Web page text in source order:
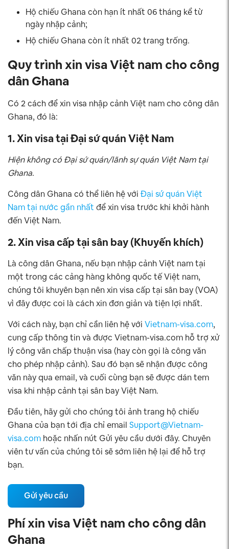
Hộ chiếu Ghana còn hạn ít nhất 06 tháng kể từ
ngày nhập cảnh;
Hộ chiếu Ghana còn ít nhất 02 trang trống.
Quy trình xin visa Việt nam cho công
dân Ghana
Có 2 cách để xin visa nhập cảnh Việt nam cho công dân
Ghana, đó là:
1. Xin visa tại Đại sứ quán Việt Nam
Hiện không có Đại sứ quán/lãnh sự quán Việt Nam tại
Ghana.
Công dân Ghana có thể liên hệ với Đại sứ quán Việt
Nam tại nước gần nhất để xin visa trước khi khởi hành
đến Việt Nam.
2. Xin visa cấp tại sân bay (Khuyến khích)
Là công dân Ghana, nếu bạn nhập cảnh Việt nam tại
một trong các cảng hàng không quốc tế Việt nam,
chúng tôi khuyên bạn nên xin visa cấp tại sân bay (VOA)
vì đây được coi là cách xin đơn giản và tiện lợi nhất.
Với cách này, bạn chỉ cần liên hệ với Vietnam-visa.com,
cung cấp thông tin và được Vietnam-visa.com hỗ trợ xử
lý công văn chấp thuận visa (hay còn gọi là công văn
cho phép nhập cảnh). Sau đó bạn sẽ nhận được công
văn này qua email, và cuối cùng bạn sẽ được dán tem
visa khi nhập cảnh tại sân bay Việt Nam.
Đầu tiên, hãy gửi cho chúng tôi ảnh trang hộ chiếu
Ghana của bạn tới địa chỉ email Support@Vietnam-
visa.com hoặc nhấn nút Gửi yêu cầu dưới đây. Chuyên
viên tư vấn của chúng tôi sẽ sớm liên hệ lại để hỗ trợ
bạn.
Gửi yêu cầu
Phí xin visa Việt nam cho công dân
Ghana